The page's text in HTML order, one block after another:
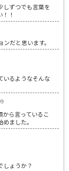
しずつでも言葉を
！
だと思います。
いるようなそんな
ら言っているこ
ました。
しょうか？